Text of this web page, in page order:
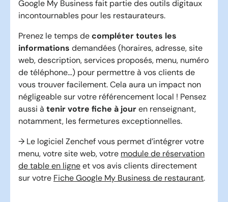
Google My Business fait partie des outils digitaux
incontournables pour les restaurateurs.
Prenez le temps decompléter toutes les
informations demandées (horaires, adresse, site
web, description, services proposés, menu, numéro
de téléphone…) pour permettre à vos clients de
vous trouver facilement. Cela aura un impact non
négligeable sur votre référencement local ! Pensez
aussi à tenir votre fiche à jouren renseignant,
notamment, les fermetures exceptionnelles.
→ Le logiciel Zenchef vous permet d’intégrer votre
menu, votre site web, votre module de réservation
de table en ligneet vos avis clients directement
sur votre Fiche Google My Business de restaurant.